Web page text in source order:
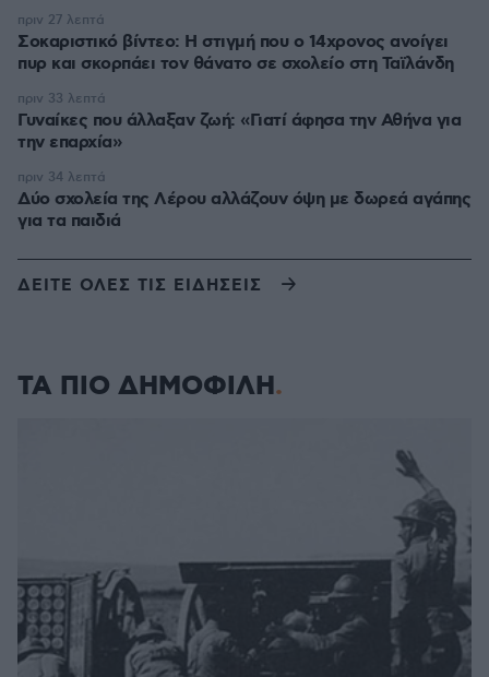
Σοκαριστικό βίντεο: Η στιγμή που ο 14χρονος ανοίγει
πυρ και σκορπάει τον θάνατο σε σχολείο στη Ταϊλάνδη
πριν 27 λεπτά
Γυναίκες που άλλαξαν ζωή: «Γιατί άφησα την Αθήνα για
την επαρχία»
πριν 33 λεπτά
Δύο σχολεία της Λέρου αλλάζουν όψη με δωρεά αγάπης
για τα παιδιά
πριν 34 λεπτά
ΔΕΙΤΕ ΟΛΕΣ ΤΙΣ ΕΙΔΗΣΕΙΣ
ΤΑ ΠΙΟ ΔΗΜΟΦΙΛΗ